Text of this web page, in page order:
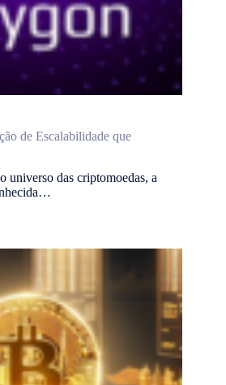
de Escalabilidade que
das criptomoedas, a